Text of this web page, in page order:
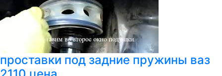
проставки под задние пружины ваз